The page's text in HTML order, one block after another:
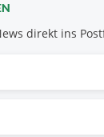
direkt ins